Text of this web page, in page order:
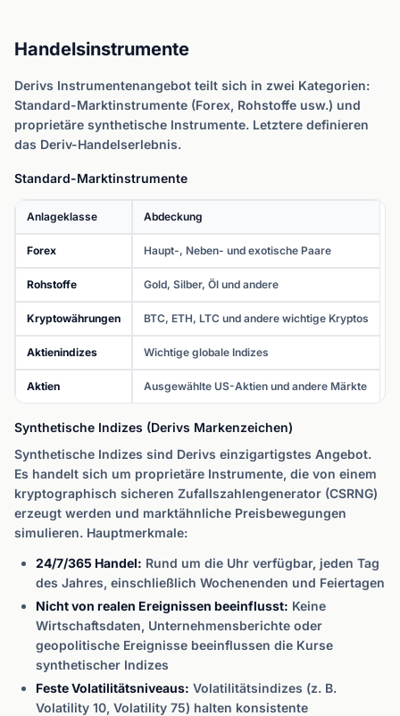
Handelsinstrumente
Derivs Instrumentenangebot teilt sich in zwei Kategorien:
Standard-Marktinstrumente (Forex, Rohstoffe usw.) und
proprietäre synthetische Instrumente. Letztere definieren
das Deriv-Handelserlebnis.
Standard-Marktinstrumente
Anlageklasse Abdeckung
Forex Haupt-, Neben- und exotische Paare
Rohstoffe Gold, Silber, Öl und andere
Kryptowährungen BTC, ETH, LTC und andere wichtige Kryptos
Aktienindizes Wichtige globale Indizes
Aktien Ausgewählte US-Aktien und andere Märkte
Synthetische Indizes (Derivs Markenzeichen)
Synthetische Indizes sind Derivs einzigartigstes Angebot.
Es handelt sich um proprietäre Instrumente, die von einem
kryptographisch sicheren Zufallszahlengenerator (CSRNG)
erzeugt werden und marktähnliche Preisbewegungen
simulieren. Hauptmerkmale:
24/7/365 Handel: Rund um die Uhr verfügbar, jeden Tag
des Jahres, einschließlich Wochenenden und Feiertagen
Nicht von realen Ereignissen beeinflusst: Keine
Wirtschaftsdaten, Unternehmensberichte oder
geopolitische Ereignisse beeinflussen die Kurse
synthetischer Indizes
Feste Volatilitätsniveaus: Volatilitätsindizes (z. B.
Volatility 10, Volatility 75) halten konsistente